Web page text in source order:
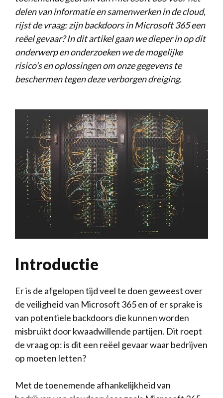
delen van ⁢informatie en​ samenwerken in ​de ⁤cloud,
rijst de vraag:⁢ zijn backdoors​ in ‍Microsoft 365 een​
reëel gevaar? In dit artikel gaan we dieper in op dit
onderwerp en onderzoeken we de mogelijke
risico’s en oplossingen⁣ om‍ onze gegevens te
beschermen tegen‌ deze⁣ verborgen ⁣dreiging.
Introductie
Er is de afgelopen⁤ tijd veel te doen geweest ‌over
⁤de veiligheid van‍ Microsoft 365 en​ of er ‌sprake is
van potentiele⁢ backdoors die ⁢kunnen worden
misbruikt door⁣ kwaadwillende partijen. Dit roept
de vraag op: ⁤is dit een reëel gevaar ​waar bedrijven
op ​moeten letten?
Met de toenemende afhankelijkheid ⁤van